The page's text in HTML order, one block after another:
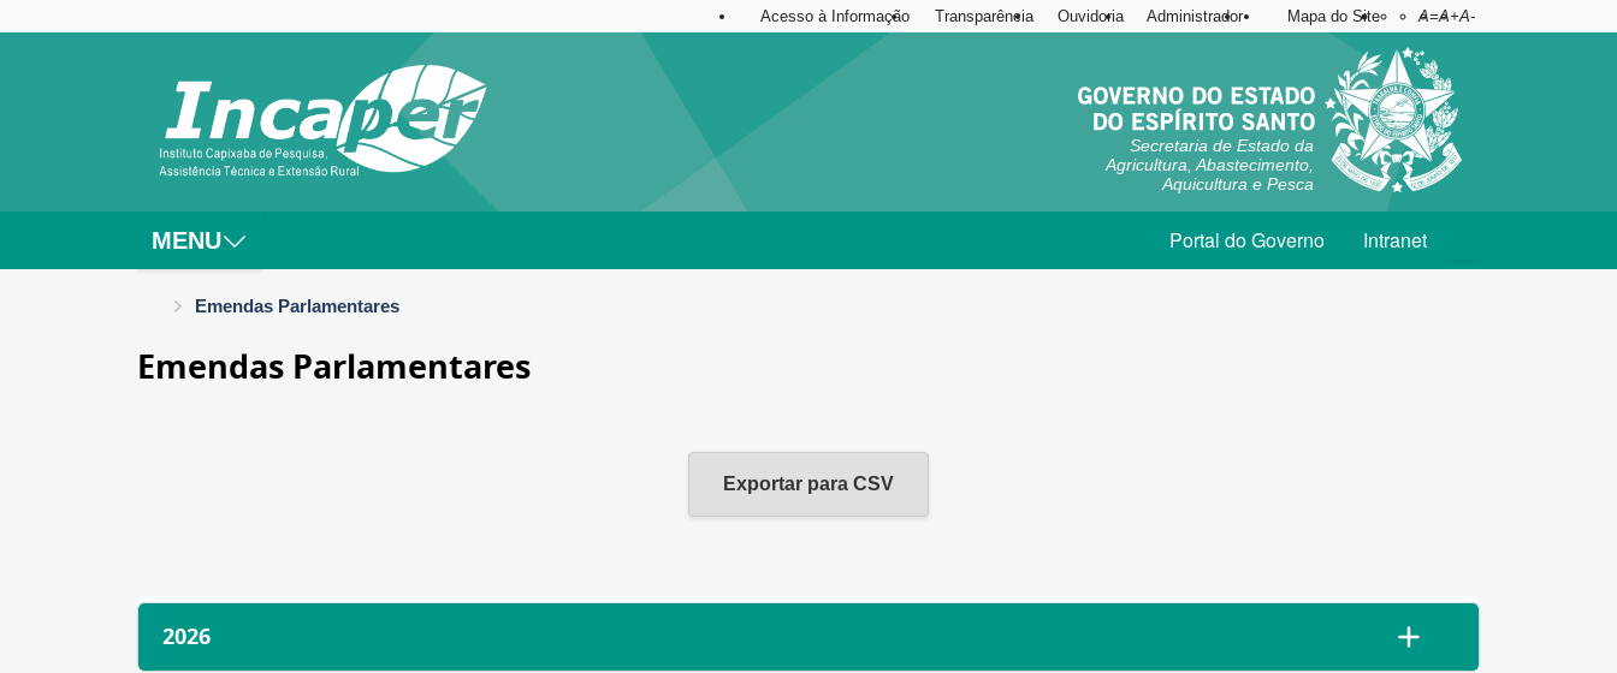
Acesso à Informação Transparência Ouvidoria Administrador Mapa do Site Acessibilidade
Aplicar contraste
A=A+A-
Secretaria de Estado da
Agricultura, Abastecimento,
Aquicultura e Pesca
MENU Portal do Governo Intranet
Emendas Parlamentares
Emendas Parlamentares
Exportar para CSV
2026